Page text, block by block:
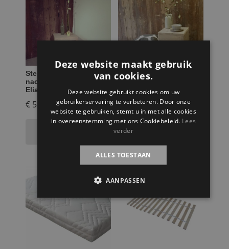
Steigerhouten
nachtkastje en krukje
Elias
€ 59,95
Steigerhouten tafeltje
Tijn
€ 59,95
Deze website maakt gebruik
van cookies.
Deze website gebruikt cookies om uw
gebruikerservaring te verbeteren. Door onze
website te gebruiken, stemt u in met alle cookies
in overeenstemming met ons Cookiebeleid. Lees
verder
ALLES TOESTAAN
AANPASSEN